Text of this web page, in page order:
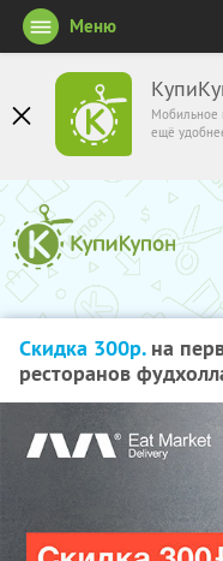
Мобильное
ещё
Меню
Скидка 300р.на
ресторанов